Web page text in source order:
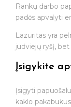
Rankų darbo
padės apvalyti
Lazuritas yra
judviejų ryšį,
Įsigykite
Įsigyti
kaklo